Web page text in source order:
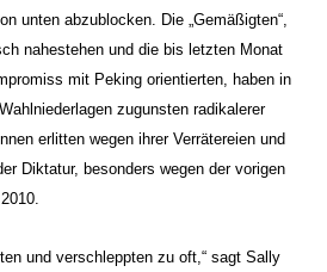
unten abzublocken. Die „Gemäßigten“,
nahestehen und die bis letzten Monat
mit Peking orientierten, haben in
zugunsten radikalerer
erlitten wegen ihrer Verrätereien und
Diktatur, besonders wegen der vorigen
und verschleppten zu oft,“ sagt Sally